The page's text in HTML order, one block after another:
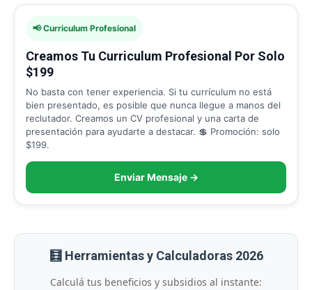
📢 Curriculum Profesional
Creamos Tu Curriculum Profesional Por Solo
$199
No basta con tener experiencia. Si tu currículum no está
bien presentado, es posible que nunca llegue a manos del
reclutador. Creamos un CV profesional y una carta de
presentación para ayudarte a destacar. 💲 Promoción: solo
$199.
Enviar Mensaje →
🧮 Herramientas y Calculadoras 2026
Calculá tus beneficios y subsidios al instante: